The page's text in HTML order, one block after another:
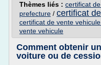
Thèmes liés : certificat
prefecture / certificat
certificat de vente
vente vehicule
Comment obtenir
voiture ou de